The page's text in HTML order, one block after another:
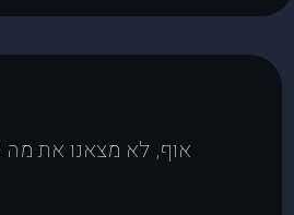
אוף, לא מצאנו את